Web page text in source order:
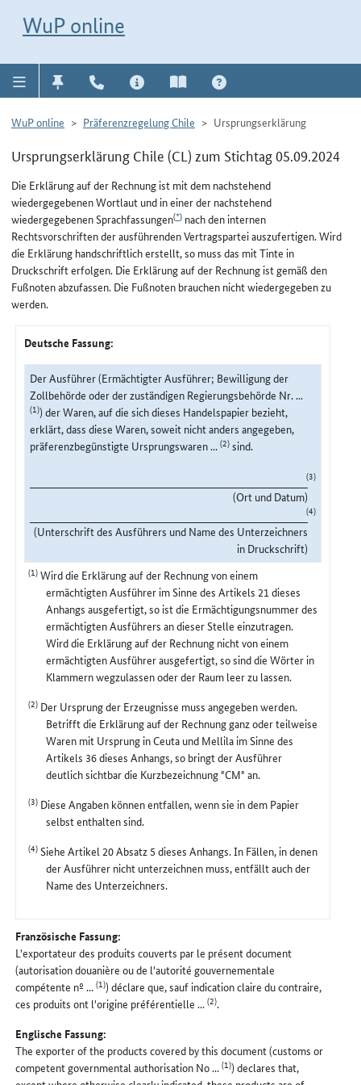
WuP online
WuP online Präferenzregelung Chile Ursprungserklärung
Ursprungserklärung Chile (CL) zum Stichtag 05.09.2024
Die Erklärung auf der Rechnung ist mit dem nachstehend
wiedergegebenen Wortlaut und in einer der nachstehend
wiedergegebenen Sprachfassungen(*) nach den internen
Rechtsvorschriften der ausführenden Vertragspartei auszufertigen. Wird
die Erklärung handschriftlich erstellt, so muss das mit Tinte in
Druckschrift erfolgen. Die Erklärung auf der Rechnung ist gemäß den
Fußnoten abzufassen. Die Fußnoten brauchen nicht wiedergegeben zu
werden.
Deutsche Fassung:
Der Ausführer (Ermächtigter Ausführer; Bewilligung der
Zollbehörde oder der zuständigen Regierungsbehörde Nr. ...
(1)) der Waren, auf die sich dieses Handelspapier bezieht,
erklärt, dass diese Waren, soweit nicht anders angegeben,
präferenzbegünstigte Ursprungswaren ...(2)sind.
(3)
(Ort und Datum)
(4)
(Unterschrift des Ausführers und Name des Unterzeichners
in Druckschrift)
(1)Wird die Erklärung auf der Rechnung von einem
ermächtigten Ausführer im Sinne des Artikels 21 dieses
Anhangs ausgefertigt, so ist die Ermächtigungsnummer des
ermächtigten Ausführers an dieser Stelle einzutragen.
Wird die Erklärung auf der Rechnung nicht von einem
ermächtigten Ausführer ausgefertigt, so sind die Wörter in
Klammern wegzulassen oder der Raum leer zu lassen.
(2) Der Ursprung der Erzeugnisse muss angegeben werden.
Betrifft die Erklärung auf der Rechnung ganz oder teilweise
Waren mit Ursprung in Ceuta und Mellila im Sinne des
Artikels 36 dieses Anhangs, so bringt der Ausführer
deutlich sichtbar die Kurzbezeichnung "CM" an.
(3) Diese Angaben können entfallen, wenn sie in dem Papier
selbst enthalten sind.
(4)Siehe Artikel 20 Absatz 5 dieses Anhangs. In Fällen, in denen
der Ausführer nicht unterzeichnen muss, entfällt auch der
Name des Unterzeichners.
Französische Fassung:
L'exportateur des produits couverts par le présent document
(autorisation douanière ou de l'autorité gouvernementale
compétente nº ...(1)) déclare que, sauf indication claire du contraire,
ces produits ont l'origine préférentielle ...(2).
Englische Fassung:
The exporter of the products covered by this document (customs or
competent governmental authorisation No ...(1)) declares that,